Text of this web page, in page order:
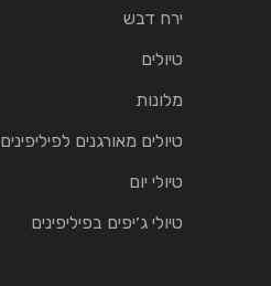
ירח דבש
טיולים
מלונות
טיולים מאורגנים לפיליפינים
טיולי יום
טיולי ג׳יפים בפיליפינים